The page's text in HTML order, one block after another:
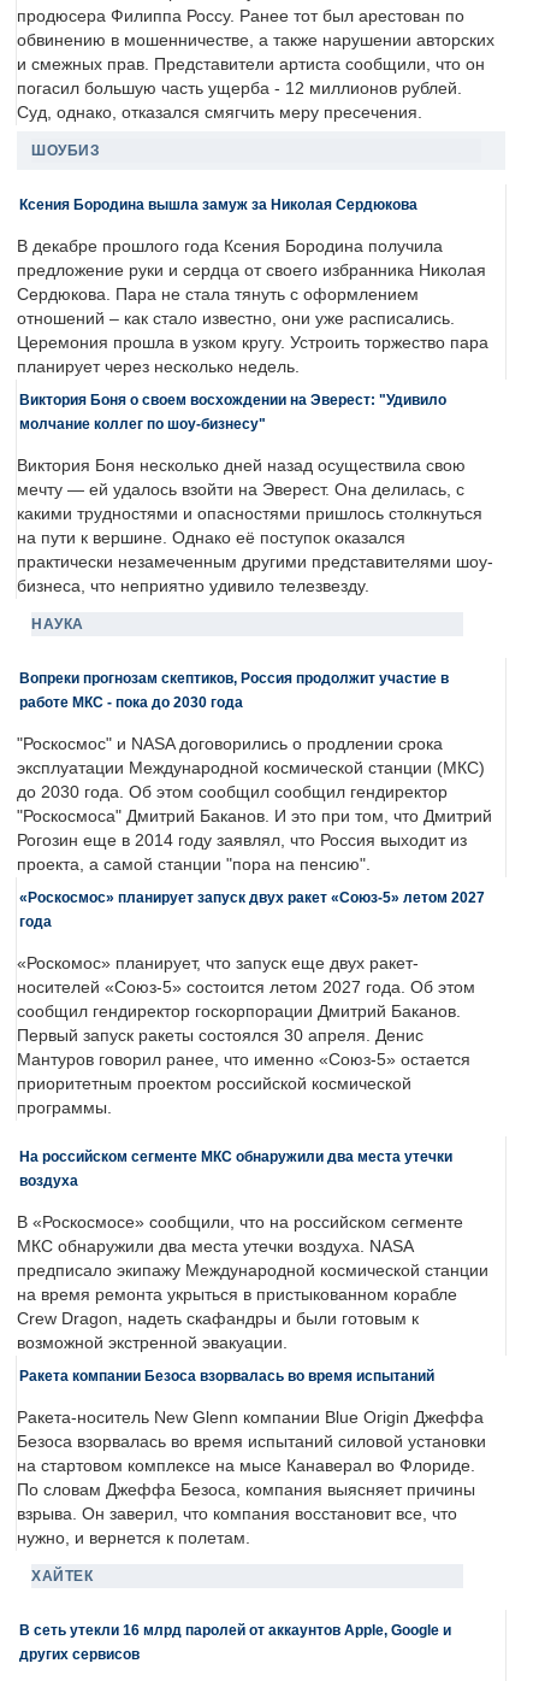
продюсера Филиппа Россу. Ранее тот был арестован по
обвинению в мошенничестве, а также нарушении авторских
и смежных прав. Представители артиста сообщили, что он
погасил большую часть ущерба - 12 миллионов рублей.
Суд, однако, отказался смягчить меру пресечения.
ШОУБИЗ
Ксения Бородина вышла замуж за Николая Сердюкова
В декабре прошлого года Ксения Бородина получила
предложение руки и сердца от своего избранника Николая
Сердюкова. Пара не стала тянуть с оформлением
отношений – как стало известно, они уже расписались.
Церемония прошла в узком кругу. Устроить торжество пара
планирует через несколько недель.
Виктория Боня о своем восхождении на Эверест: "Удивило
молчание коллег по шоу-бизнесу"
Виктория Боня несколько дней назад осуществила свою
мечту — ей удалось взойти на Эверест. Она делилась, с
какими трудностями и опасностями пришлось столкнуться
на пути к вершине. Однако её поступок оказался
практически незамеченным другими представителями шоу-
бизнеса, что неприятно удивило телезвезду.
НАУКА
Вопреки прогнозам скептиков, Россия продолжит участие в
работе МКС - пока до 2030 года
"Роскосмос" и NASA договорились о продлении срока
эксплуатации Международной космической станции (МКС)
до 2030 года. Об этом сообщил сообщил гендиректор
"Роскосмоса" Дмитрий Баканов. И это при том, что Дмитрий
Рогозин еще в 2014 году заявлял, что Россия выходит из
проекта, а самой станции "пора на пенсию".
«Роскосмос» планирует запуск двух ракет «Союз-5» летом 2027
года
«Роскомос» планирует, что запуск еще двух ракет-
носителей «Союз-5» состоится летом 2027 года. Об этом
сообщил гендиректор госкорпорации Дмитрий Баканов.
Первый запуск ракеты состоялся 30 апреля. Денис
Мантуров говорил ранее, что именно «Союз-5» остается
приоритетным проектом российской космической
программы.
На российском сегменте МКС обнаружили два места утечки
воздуха
В «Роскосмосе» сообщили, что на российском сегменте
МКС обнаружили два места утечки воздуха. NASA
предписало экипажу Международной космической станции
на время ремонта укрыться в пристыкованном корабле
Crew Dragon, надеть скафандры и были готовым к
возможной экстренной эвакуации.
Ракета компании Безоса взорвалась во время испытаний
Ракета-носитель New Glenn компании Blue Origin Джеффа
Безоса взорвалась во время испытаний силовой установки
на стартовом комплексе на мысе Канаверал во Флориде.
По словам Джеффа Безоса, компания выясняет причины
взрыва. Он заверил, что компания восстановит все, что
нужно, и вернется к полетам.
ХАЙТЕК
В сеть утекли 16 млрд паролей от аккаунтов Apple, Google и
других сервисов